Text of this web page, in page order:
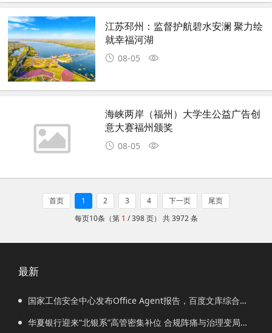
江苏邳州：监督护航碧水安澜 聚力绘
就幸福河湖
08-05
海峡两岸（福州）大学生公益广告创
意大赛福州颁奖
08-05
首页 1 2 3 4 下一页
尾页
每页10条（第 1 / 398 页） 共 3972 条
最新
国家工信安全中心发布Office Agent报告，百度文库综合排
名第一
华夏银行迎来“北银系”高管密集补位 合规阵痛与治理变局交